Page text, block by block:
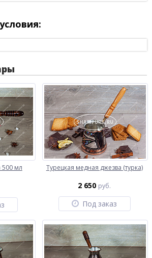
500 мл Турецкая медная джезва (турка)
2 650 руб.
Под заказ